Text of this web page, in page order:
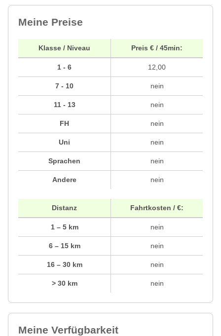
Meine Preise
Klasse / Niveau
1 - 6
7 - 10
11 - 13
FH
Uni
Sprachen
Andere
Preis € / 45min:
12,00
nein
nein
nein
nein
nein
nein
Distanz
1 – 5 km
6 – 15 km
16 – 30 km
> 30 km
Fahrtkosten / €:
nein
nein
nein
nein
Meine Verfügbarkeit